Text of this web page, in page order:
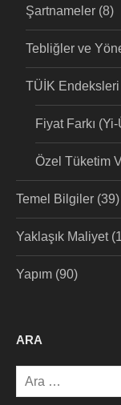
Şartnameler (8)
Tebliğler ve
TÜİK Endeksleri
Fiyat Farkı
Özel Tüketim
Temel Bilgiler (39)
Yaklaşık Maliyet
Yapım (90)
ARA
Arama: